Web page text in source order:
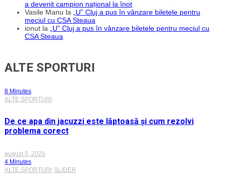
a devenit campion național la înot
Vasile Manu la „U” Cluj a pus în vânzare biletele pentru
meciul cu CSA Steaua
ionut la „U” Cluj a pus în vânzare biletele pentru meciul cu
CSA Steaua
ALTE SPORTURI
8 Minutes
ALTE SPORTURI
De ce apa din jacuzzi este lăptoasă și cum rezolvi
problema corect
august 5, 2026
4 Minutes
ALTE SPORTURI SLIDER